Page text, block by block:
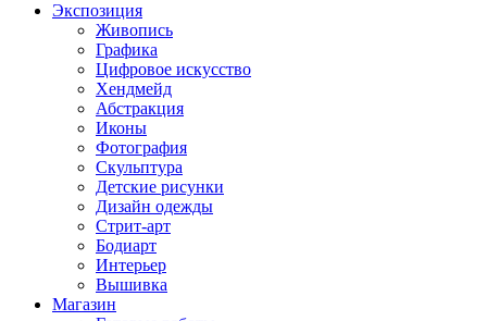
Экспозиция
Живопись
Графика
Цифровое искусство
Хендмейд
Абстракция
Иконы
Фотография
Скульптура
Детские рисунки
Дизайн одежды
Стрит-арт
Бодиарт
Интерьер
Вышивка
Магазин